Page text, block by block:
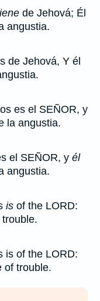
de Jehová; Él
angustia.
de Jehová, Y él
es el SEÑOR, y
la angustia.
el SEÑOR, y él
angustia.
is of the LORD:
is of the LORD:
of trouble.